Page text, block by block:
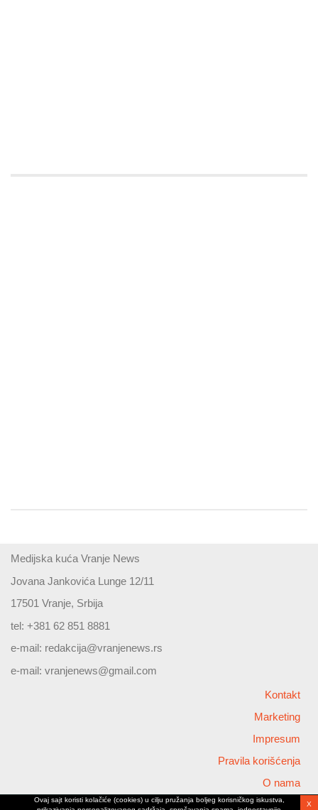
Medijska kuća Vranje News
Jovana Jankovića Lunge 12/11
17501 Vranje, Srbija
tel: +381 62 851 8881
e-mail: redakcija@vranjenews.rs
e-mail: vranjenews@gmail.com
Kontakt
Marketing
Impresum
Pravila korišćenja
O nama
Copyright © 2026 Vranjenews
Ovaj sajt koristi kolačiće (cookies) u cilju pružanja boljeg korisničkog iskustva,
X